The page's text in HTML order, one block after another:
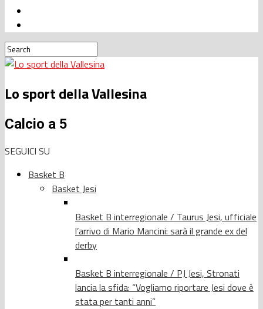
Lo sport della Vallesina
Calcio a 5
SEGUICI SU
Basket B
Basket Jesi
Basket B interregionale / Taurus Jesi, ufficiale
l’arrivo di Mario Mancini: sarà il grande ex del
derby
Basket B interregionale / PJ Jesi, Stronati
lancia la sfida: “Vogliamo riportare Jesi dove è
stata per tanti anni”